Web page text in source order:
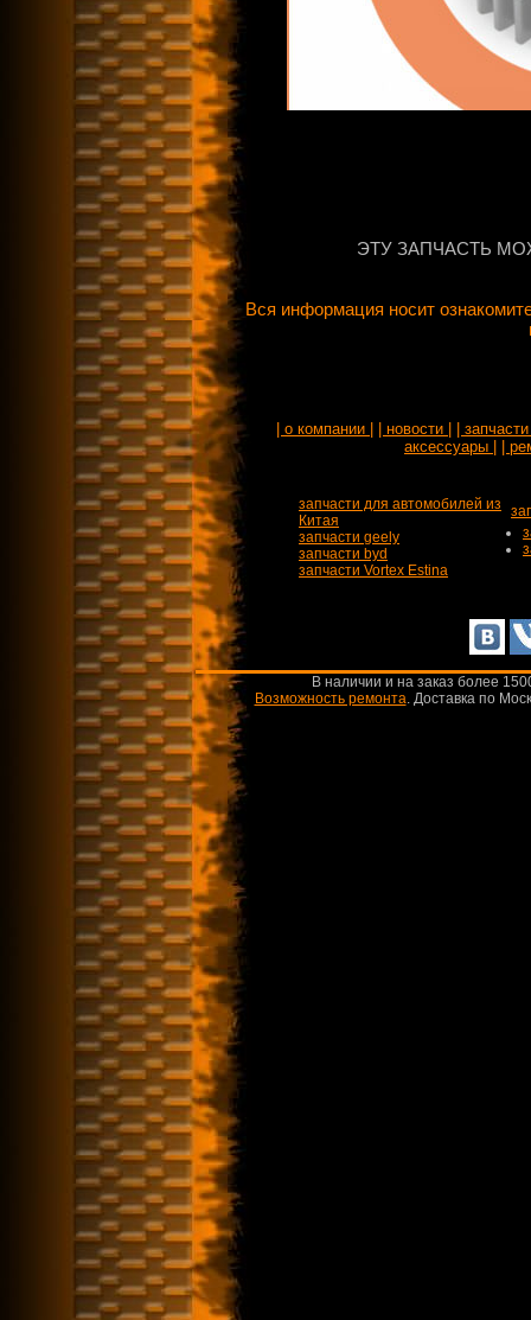
ЭТУ ЗАПЧАСТЬ
Вся информация носит
| о компании | | новости |
|
аксессуары |
|
запчасти для автомобилей из
Китая
запчасти geely
запчасти byd
запчасти Vortex Estina
В наличии и на заказ более
Возможность ремонта.Доставка по